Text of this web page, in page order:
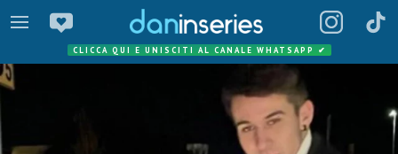
CLICCA QUI E UNISCITI AL CANALE WHATSAPP ✔